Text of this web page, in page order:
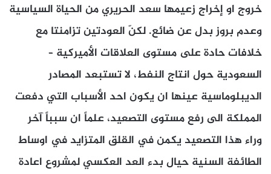
خروج او إخراج زعيمها سعد الحريري من الحياة السياسية
وعدم بروز بدل عن ضائع. لكنّ العودتين تزامنتا مع
خلافات حادة على مستوى العلاقات الأميركية –
السعودية حول انتاج النفط، لا تستبعد المصادر
الديبلوماسية عينها ان يكون احد الأسباب التي دفعت
المملكة الى رفع مستوى التصعيد، علماً ان سبباً آخر
وراء هذا التصعيد يكمن في القلق المتزايد في اوساط
الطائفة السنية حيال بدء العد العكسي لمشروع اعادة